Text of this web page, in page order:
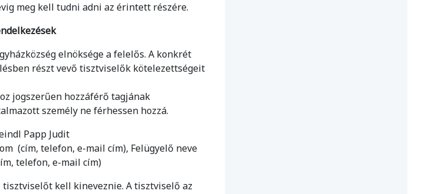
meg kell tudni adni az érintett részére.
elnöksége a felelős. A konkrét
részt vevő tisztviselők kötelezettségeit
jogszerűen hozzáférő tagjának
személy ne férhessen hozzá.
Papp Judit
(cím, telefon, e-mail cím), Felügyelő neve
telefon, e-mail cím)
tisztviselőt kell kineveznie. A tisztviselő az